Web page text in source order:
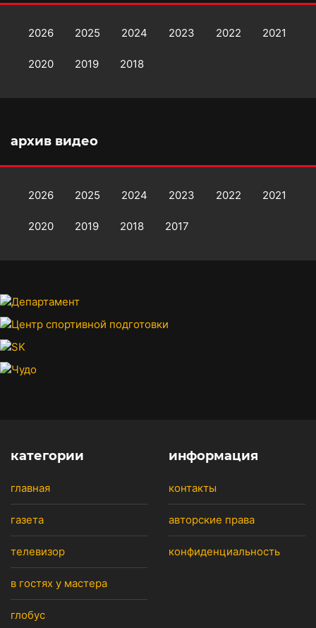
2026 2025 2024 2023 2022 2021
2020 2019 2018
архив видео
2026 2025 2024 2023 2022 2021
2020 2019 2018 2017
категории
главная
газета
телевизор
в гостях у мастера
глобус
информация
контакты
авторские права
конфиденциальность